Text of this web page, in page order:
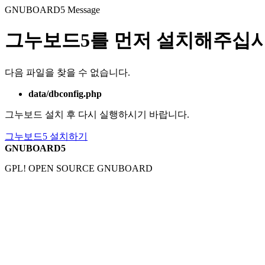
GNUBOARD5 Message
그누보드5를 먼저 설치해주십
다음 파일을 찾을 수 없습니다.
data/dbconfig.php
그누보드 설치 후 다시 실행하시기 바랍니다.
그누보드5 설치하기
GNUBOARD5
GPL! OPEN SOURCE GNUBOARD